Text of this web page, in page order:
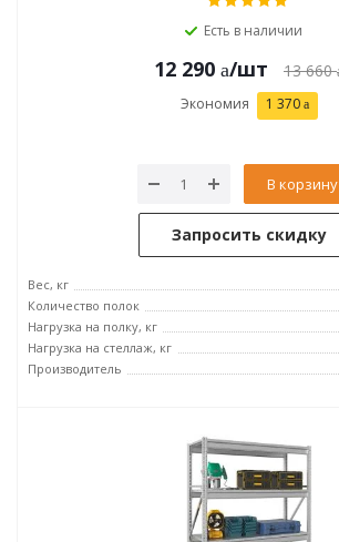
Есть в наличии
12 290 /шт 13 660
Экономия 1 370
В корзину
Запросить скидку
Вес, кг
Количество полок
Нагрузка на полку, кг
Нагрузка на стеллаж, кг
Производитель